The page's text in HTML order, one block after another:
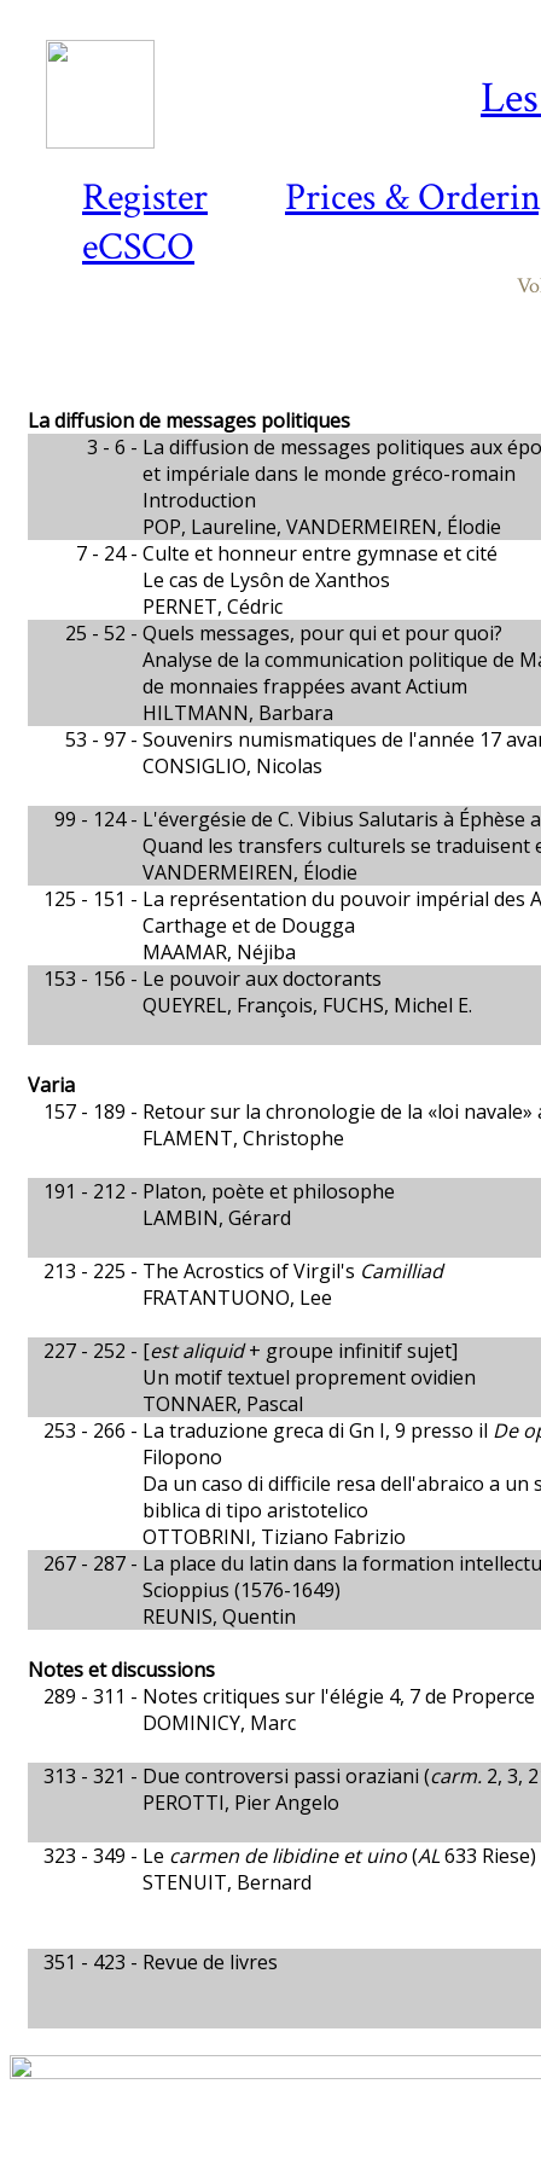
Register
Prices &
eCSCO
La diffusion de messages politiques
3 - 6 - La diffusion de messages politiques aux
et impériale dans le monde gréco-romain
Introduction
POP, Laureline, VANDERMEIREN, Élodie
7 - 24 - Culte et honneur entre gymnase et cité
Le cas de Lysôn de Xanthos
PERNET, Cédric
25 - 52 - Quels messages, pour qui et pour quoi?
Analyse de la communication politique de
de monnaies frappées avant Actium
HILTMANN, Barbara
53 - 97 - Souvenirs numismatiques de l'année 17
CONSIGLIO, Nicolas
99 - 124 - L'évergésie de C. Vibius Salutaris à Éphèse
Quand les transfers culturels se traduisent
VANDERMEIREN, Élodie
125 - 151 - La représentation du pouvoir impérial des
Carthage et de Dougga
MAAMAR, Néjiba
153 - 156 - Le pouvoir aux doctorants
QUEYREL, François, FUCHS, Michel E.
Varia
157 - 189 - Retour sur la chronologie de la «loi
FLAMENT, Christophe
191 - 212 - Platon, poète et philosophe
LAMBIN, Gérard
213 - 225 - The Acrostics of Virgil's Camilliad
FRATANTUONO, Lee
227 - 252 - [est aliquid+ groupe infinitif sujet]
Un motif textuel proprement ovidien
TONNAER, Pascal
253 - 266 - La traduzione greca di Gn I, 9 presso il De
Filopono
Da un caso di difficile resa dell'abraico a un
biblica di tipo aristotelico
OTTOBRINI, Tiziano Fabrizio
267 - 287 - La place du latin dans la formation
Scioppius (1576-1649)
REUNIS, Quentin
Notes et discussions
289 - 311 - Notes critiques sur l'élégie 4, 7 de Properce
DOMINICY, Marc
313 - 321 - Due controversi passi oraziani (carm. 2, 3,
PEROTTI, Pier Angelo
323 - 349 - Le carmen de libidine et uino(AL633
STENUIT, Bernard
351 - 423 - Revue de livres